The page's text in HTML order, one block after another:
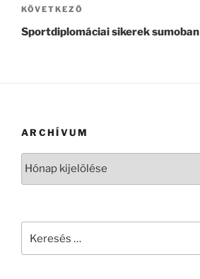
Következő
bejegyzés
KÖVETKEZŐ
Sportdiplomáciai sikerek sumoban
ARCHÍVUM